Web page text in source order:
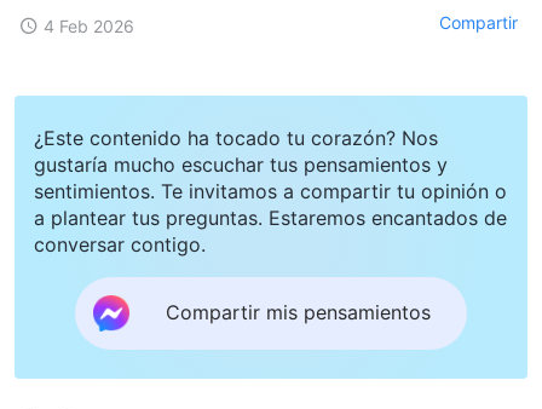
4 Feb 2026 Compartir
¿Este contenido ha tocado tu corazón? Nos
gustaría mucho escuchar tus pensamientos y
sentimientos. Te invitamos a compartir tu opinión o
a plantear tus preguntas. Estaremos encantados de
conversar contigo.
Compartir mis pensamientos